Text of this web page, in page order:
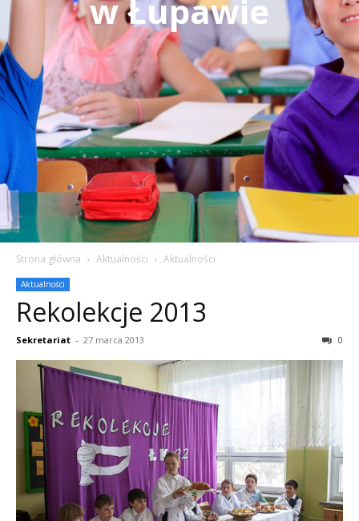
w Łupawie
Strona główna Aktualności Aktualności
Aktualności
Rekolekcje 2013
Sekretariat - 27 marca 2013 0